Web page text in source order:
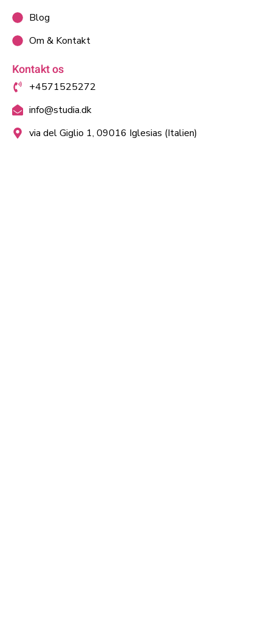
Blog
Om & Kontakt
Kontakt os
+4571525272
info@studia.dk
via del Giglio 1, 09016 Iglesias (Italien)